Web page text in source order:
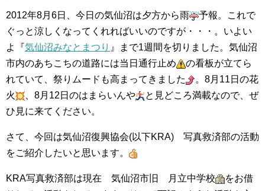
2012年8月6日、今日の気仙沼は夕方から雨
予報。これで
ぐっと涼しくなってくれればいいのですが・・・。いよい
よ『気仙沼みなとまつり 』まで1週間を切りました。気仙沼
市内のあちこちの道路には当日通行止め
の看板が立てら
れていて、祭りムードも高まってきました
。8月11日の花
火
、8月12日のはまらいんや
と見どころ満載なので、ぜ
ひ見に来てください。
さて、今回は気仙沼復興協会(以下KRA) 写真救済部の活動
をご紹介したいと思います。
KRA写真救済部は現在 気仙沼市旧 月立中学校
をお借
集中捜索活動の記録
ボランティア募集要項
ボランティアさん集合写真館
被災者支援活動【休止中】
港町の編みっ娘ぶらぐ